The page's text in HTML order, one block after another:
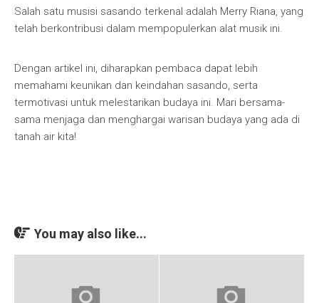
Salah satu musisi sasando terkenal adalah Merry Riana, yang
telah berkontribusi dalam mempopulerkan alat musik ini.
Dengan artikel ini, diharapkan pembaca dapat lebih
memahami keunikan dan keindahan sasando, serta
termotivasi untuk melestarikan budaya ini. Mari bersama-
sama menjaga dan menghargai warisan budaya yang ada di
tanah air kita!
You may also like...